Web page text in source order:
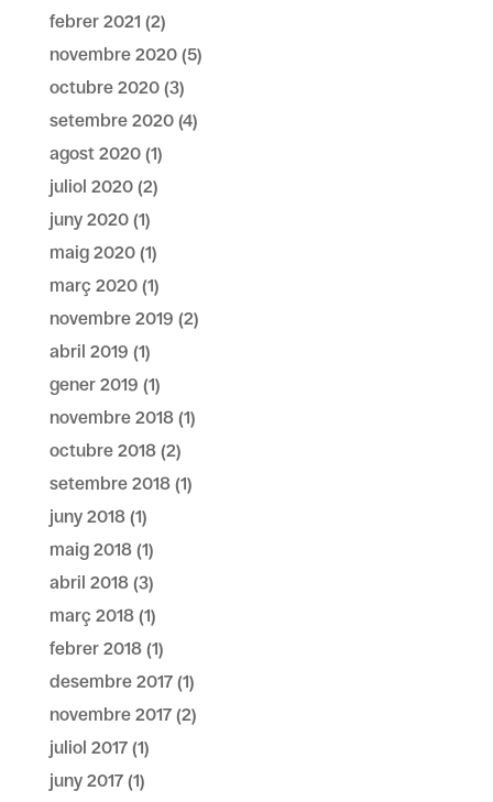
febrer 2021 (2)
novembre 2020(5)
octubre 2020(3)
setembre 2020(4)
agost 2020(1)
juliol 2020(2)
juny 2020(1)
maig 2020(1)
març 2020(1)
novembre 2019 (2)
abril 2019 (1)
gener 2019 (1)
novembre 2018(1)
octubre 2018(2)
setembre 2018(1)
juny 2018(1)
maig 2018(1)
abril 2018(3)
març 2018(1)
febrer 2018(1)
desembre 2017(1)
novembre 2017(2)
juliol 2017(1)
juny 2017(1)